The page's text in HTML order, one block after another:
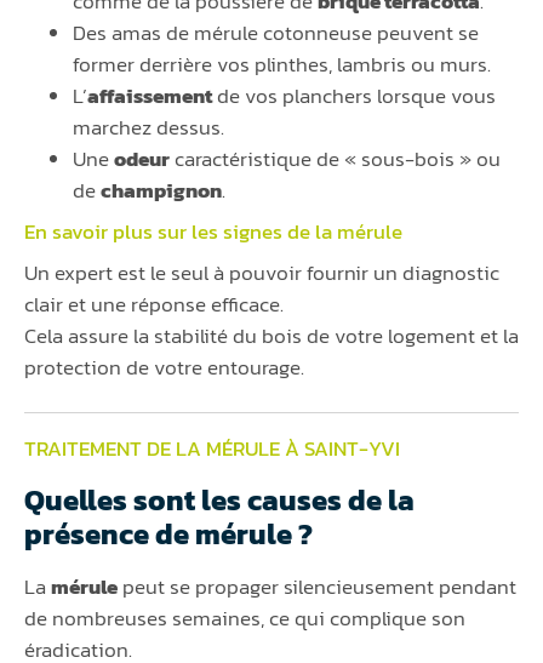
Des amas de mérule cotonneuse peuvent se
former derrière vos plinthes, lambris ou murs.
L’affaissementde vos planchers lorsque vous
marchez dessus.
Uneodeurcaractéristique de « sous-bois » ou
dechampignon.
En savoir plus sur les signes de lamérule
Un expert est le seul à pouvoir fournir un diagnostic
clair et une réponse efficace.
Cela assure la stabilité du bois de votre logement et la
protection de votre entourage.
TRAITEMENT DE LA MÉRULE À SAINT-YVI
Quelles sont les causes de la
présence de mérule ?
Lamérulepeut se propager silencieusement pendant
de nombreuses semaines, ce qui complique son
éradication.